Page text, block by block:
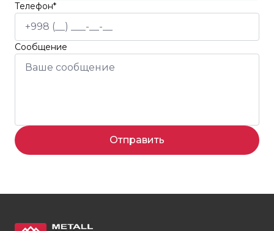
Телефон*
Сообщение
Отправить